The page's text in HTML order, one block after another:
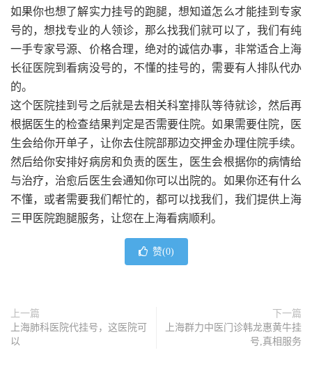
如果你也想了解实力挂号的跑腿，想知道怎么才能挂到专家
号的，想找专业的人领诊，那么找我们就可以了，我们有纯
一手专家号源、价格合理，绝对的诚信办事，非常适合上海
长征医院到看病没号的，不懂的挂号的，需要有人排队代办
的。
这个医院挂到号之后就是去相关科室排队等待就诊，然后再
根据医生的检查结果判定是否需要住院。如果需要住院，医
生会给你开单子，让你去住院部那边交押金办理住院手续。
然后给你安排好病房和负责的医生，医生会根据你的病情给
与治疗，治愈后医生会通知你可以出院的。如果你还有什么
不懂，或者需要我们帮忙的，都可以找我们，我们提供上海
三甲医院跑腿服务，让您在上海看病顺利。
赞(0)
上一篇
上海肺科医院代挂号，这医院可
以
下一篇
上海群力中医门诊韩龙惠黄牛挂
号,真相服务